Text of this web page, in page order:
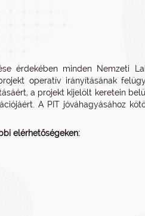
érdekében minden Nemzeti
operatív irányításának
a projekt kijelölt keretein
A PIT jóváhagyásához
elérhetőségeken: